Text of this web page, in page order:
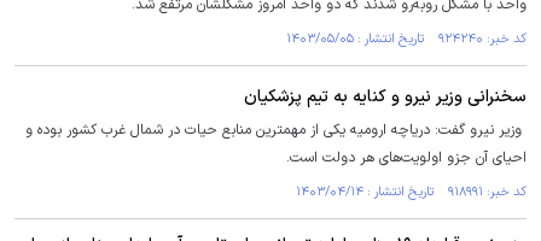
واحد با مشکل روبه‌رو شدند که دو واحد امروز مشکلشان مرتفع شد.
کد خبر: ۹۲۴۲۴۰ تاریخ انتشار : ۱۴۰۳/۰۵/۰۵
سخنرانی وزیر نیرو و کنایه به تیم پزشکیان
وزیر نیرو گفت: دریاچه ارومیه یکی از مهمترین منابع حیات در شمال غرب کشور بوده و
احیای آن جزو اولویت‌های هر دولت است.
کد خبر: ۹۱۸۹۹۱ تاریخ انتشار : ۱۴۰۳/۰۴/۱۴